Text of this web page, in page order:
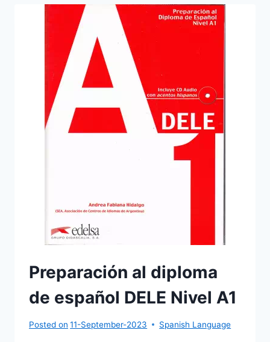
ESPAÑOL
A2
Preparación al diploma
de español DELE Nivel A1
Posted on 11-September-2023 Spanish Language